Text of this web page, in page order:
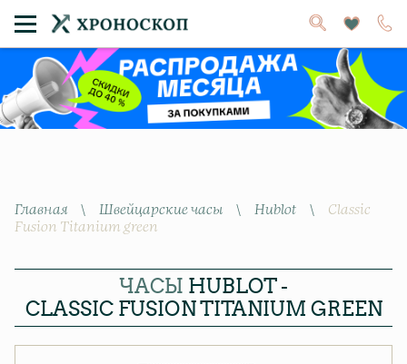
Главная \ Швейцарские часы \ Hublot \ Classic
Fusion Titanium green
ЧАСЫ HUBLOT -
CLASSIC FUSION TITANIUM GREEN